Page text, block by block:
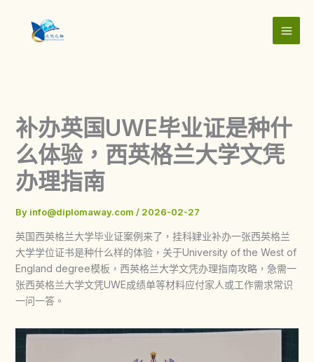
content
补办英国UWE毕业证是种什
么体验，西英格兰大学文凭
办理指南
By info@diplomaway.com / 2026-02-27
英国西英格兰大学毕业证案例来了，挂科肄业补办一张西英格兰
大学学位证书是种什么样的体验，关于University of the West of
England degree模板，西英格兰大学文凭办理指南攻略，急需一
张西英格兰大学文凭UWE成绩单等材料应付家人或工作需求常识
一问一答。